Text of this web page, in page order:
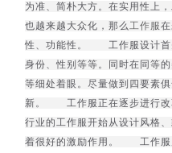
为准、简朴大方。在实用性上
也越来越大众化，那么工作服
性、功能性。 工作服设计首
身份、性别等等。同时在同等
等细处着眼。尽量做到四要素
新。 工作服正在逐步进行改
行业的工作服开始从设计风格
着很好的激励作用。 工作服